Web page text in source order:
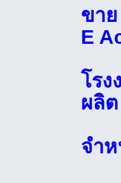
ขาย
E
โรง
ผลิ
จำ